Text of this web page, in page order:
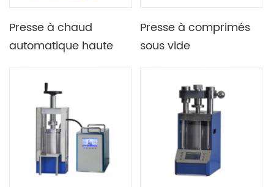
Presse à chaud
automatique haute
Programmable Lab
900C 10T
Presse à comprimés
sous vide
type intégré Lab 25T
pour boîte à gants